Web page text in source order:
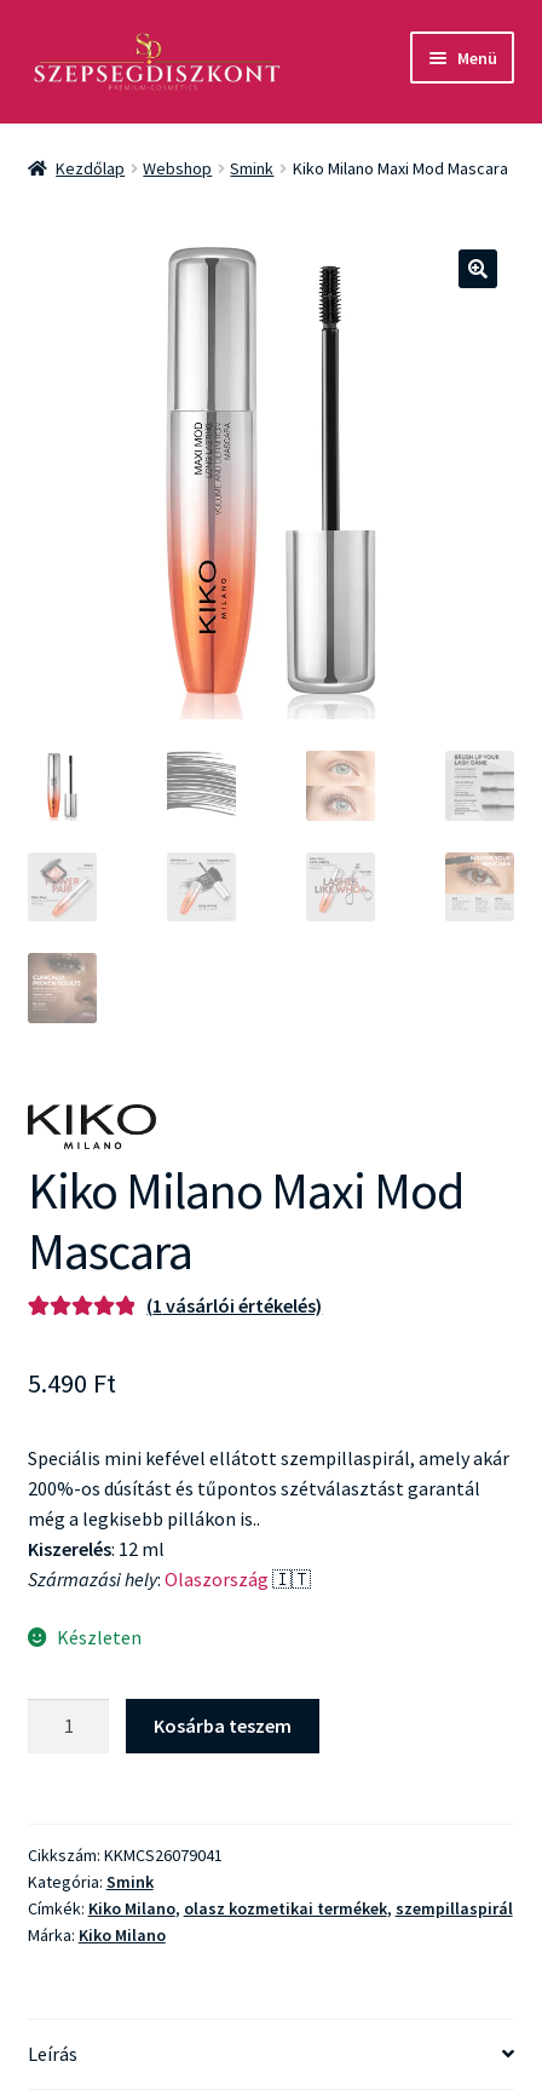
aa
Menü
Akció
Csomagok
Kezdőlap Webshop Smink Kiko Milano Maxi Mod Mascara
Kiko Milano Maxi Mod
Mascara
értékelés
(1 vásárlói értékelés)
5.490 Ft
Speciális mini kefével ellátott szempillaspirál, amely akár
200%-os dúsítást és tűpontos szétválasztást garantál
még a legkisebb pillákon is..
Kiszerelés: 12 ml
Származási hely: Olaszország 🇮🇹
Készleten
mennyiség
Kosárba teszem
Cikkszám: KKMCS26079041
Kategória: Smink
Címkék: Kiko Milano, olasz kozmetikai termékek, szempillaspirál
Márka: Kiko Milano
Leírás